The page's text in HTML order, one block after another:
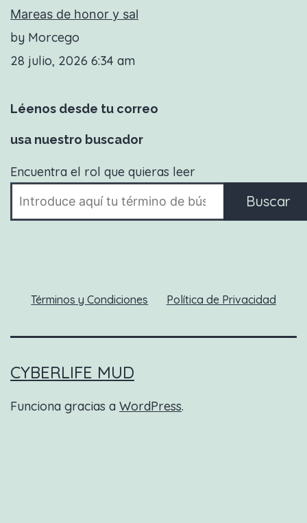
Mareas de honor y sal
by Morcego
28 julio, 2026 6:34 am
Léenos desde tu correo
usa nuestro buscador
Encuentra el rol que quieras leer
Buscar
Términos y Condiciones Política de Privacidad
CYBERLIFE MUD
Funciona gracias a WordPress.